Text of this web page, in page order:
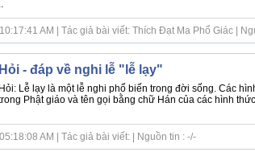
AM | Tác giả bài viết: Thích Đạt Ma Phổ Giác |
Hỏi - đáp về nghi lễ "lễ lạy"
Hỏi: Lễ lạy là một lễ nghi phổ biến trong đời sống. Các
Phật giáo và tên gọi bằng chữ Hán của các hình
AM | Tác giả bài viết: | Nguồn tin : -/-